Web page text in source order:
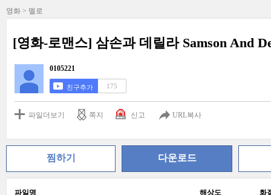
영화 > 멜로
[영화-로맨스] 삼손과 데릴라 Samson And
0105221
친구추가 175
파일더보기 쪽지 신고 URL복사
찜하기 다운로드
파일명 해상도 화